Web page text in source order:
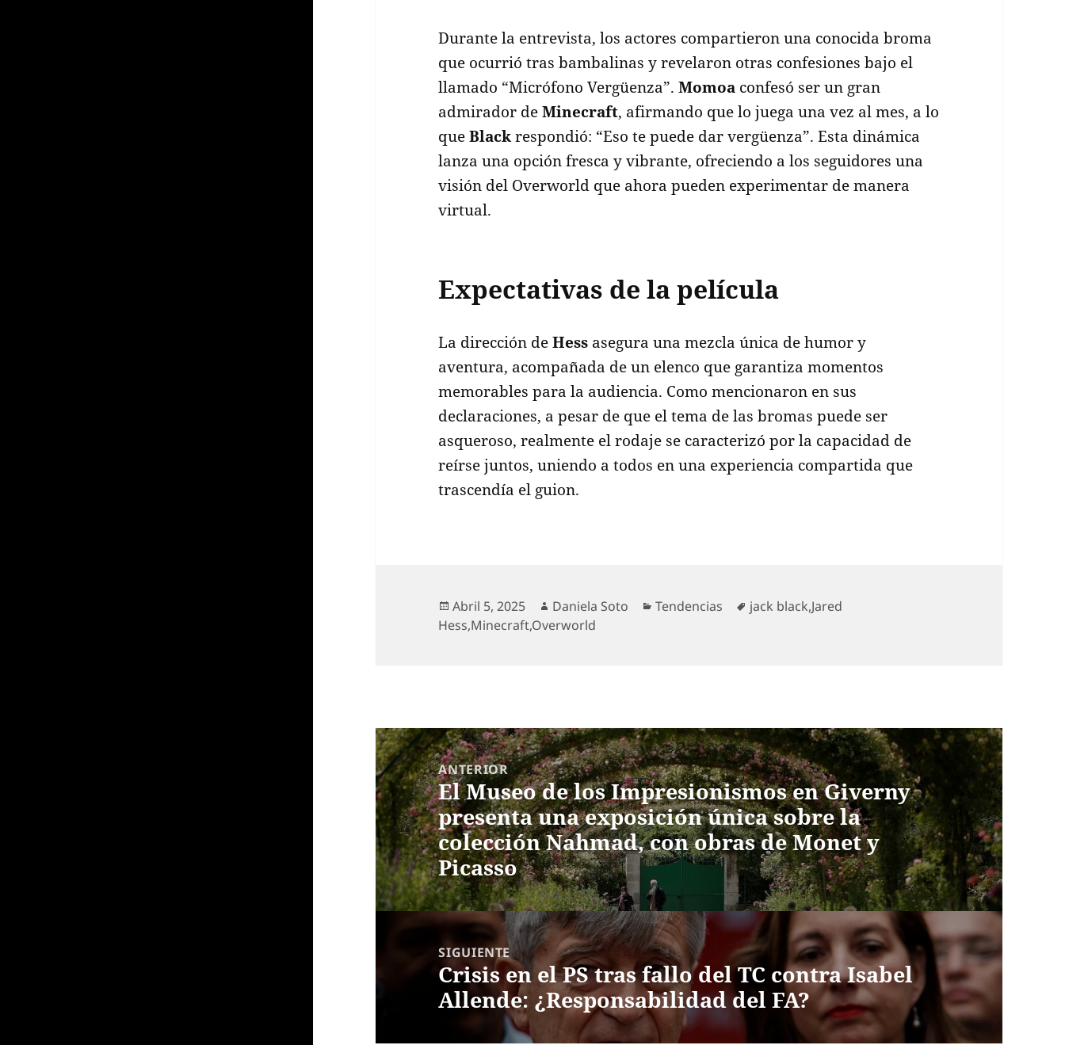
Durante la entrevista, los actores compartieron una conocida broma
que ocurrió tras bambalinas y revelaron otras confesiones bajo el
llamado “Micrófono Vergüenza”.Momoa confesó ser un gran
admirador deMinecraft, afirmando que lo juega una vez al mes, a lo
queBlackrespondió: “Eso te puede dar vergüenza”. Esta dinámica
lanza una opción fresca y vibrante, ofreciendo a los seguidores una
visión del Overworld que ahora pueden experimentar de manera
virtual.
Expectativas de la película
La dirección deHess asegura una mezcla única de humor y
aventura, acompañada de un elenco que garantiza momentos
memorables para la audiencia. Como mencionaron en sus
declaraciones, a pesar de que el tema de las bromas puede ser
asqueroso, realmente el rodaje se caracterizó por la capacidad de
reírse juntos, uniendo a todos en una experiencia compartida que
trascendía el guion.
Publicado
el
Abril 5, 2025 Autor
Daniela Soto Categorías
Tendencias Etiquetas
jack black,Jared
Hess,Minecraft,Overworld
Navegación
de
entradas
ANTERIOR
Entrada
anterior:
El Museo de los Impresionismos en Giverny
presenta una exposición única sobre la
colección Nahmad, con obras de Monet y
Picasso
SIGUIENTE
Entrada
siguiente:
Crisis en el PS tras fallo del TC contra Isabel
Allende: ¿Responsabilidad del FA?